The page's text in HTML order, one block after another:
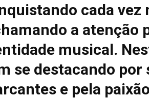
cada vez
a atenção
musical.
se destacando
e pela